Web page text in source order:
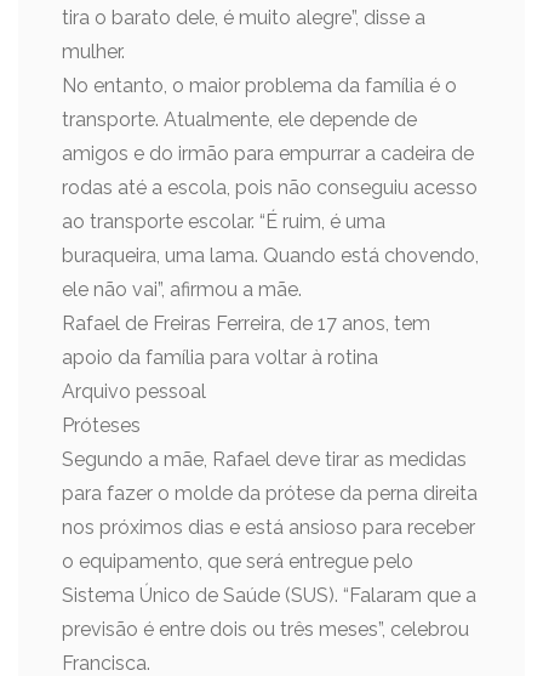
tira o barato dele, é muito alegre”, disse a
mulher.
No entanto, o maior problema da família é o
transporte. Atualmente, ele depende de
amigos e do irmão para empurrar a cadeira de
rodas até a escola, pois não conseguiu acesso
ao transporte escolar. “É ruim, é uma
buraqueira, uma lama. Quando está chovendo,
ele não vai”, afirmou a mãe.
Rafael de Freiras Ferreira, de 17 anos, tem
apoio da família para voltar à rotina
Arquivo pessoal
Próteses
Segundo a mãe, Rafael deve tirar as medidas
para fazer o molde da prótese da perna direita
nos próximos dias e está ansioso para receber
o equipamento, que será entregue pelo
Sistema Único de Saúde (SUS). “Falaram que a
previsão é entre dois ou três meses”, celebrou
Francisca.